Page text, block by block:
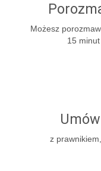
Możesz
15
z